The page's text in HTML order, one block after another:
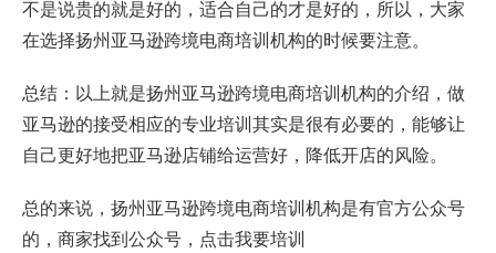
不是说贵的就是好的，适合自己的才是好的，所以，大家
在选择扬州亚马逊跨境电商培训机构的时候要注意。
总结：以上就是扬州亚马逊跨境电商培训机构的介绍，做
亚马逊的接受相应的专业培训其实是很有必要的，能够让
自己更好地把亚马逊店铺给运营好，降低开店的风险。
总的来说，扬州亚马逊跨境电商培训机构是有官方公众号
的，商家找到公众号，点击我要培训